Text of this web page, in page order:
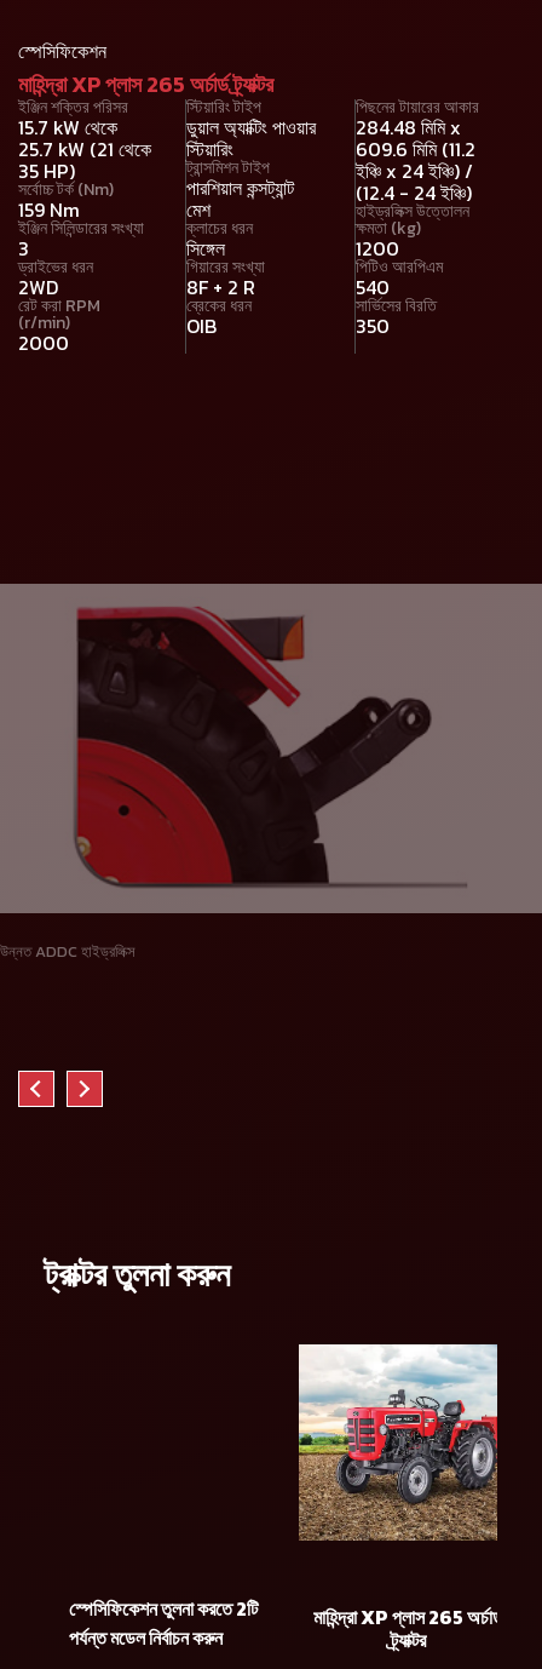
স্পেসিফিকেশন
মাহিন্দ্রা XP প্লাস 265 অর্চার্ড ট্র্যাক্টর
ইঞ্জিন শক্তির পরিসর
15.7 kW থেকে
25.7 kW (21 থেকে
35 HP)
সর্বোচ্চ টর্ক (Nm)
159 Nm
ইঞ্জিন সিলিন্ডারের সংখ্যা
3
ড্রাইভের ধরন
2WD
রেট করা RPM
(r/min)
2000
স্টিয়ারিং টাইপ
ডুয়াল অ্যাক্টিং পাওয়ার
স্টিয়ারিং
ট্রান্সমিশন টাইপ
পারশিয়াল কন্সট্যান্ট
মেশ
ক্লাচের ধরন
সিঙ্গেল
গিয়ারের সংখ্যা
8F + 2 R
ব্রেকের ধরন
OIB
পিছনের টায়ারের আকার
284.48 মিমি x
609.6 মিমি (11.2
ইঞ্চি x 24 ইঞ্চি) /
(12.4 - 24 ইঞ্চি)
হাইড্রলিক্স উত্তোলন
ক্ষমতা (kg)
1200
পিটিও আরপিএম
540
সার্ভিসের বিরতি
350
উন্নত ADDC হাইড্রলিক্স
ট্রাক্টর তুলনা করুন
স্পেসিফিকেশন তুলনা করতে 2টি
পর্যন্ত মডেল নির্বাচন করুন
মাহিন্দ্রা XP প্লাস 265 অর্চার্ড
ট্র্যাক্টর